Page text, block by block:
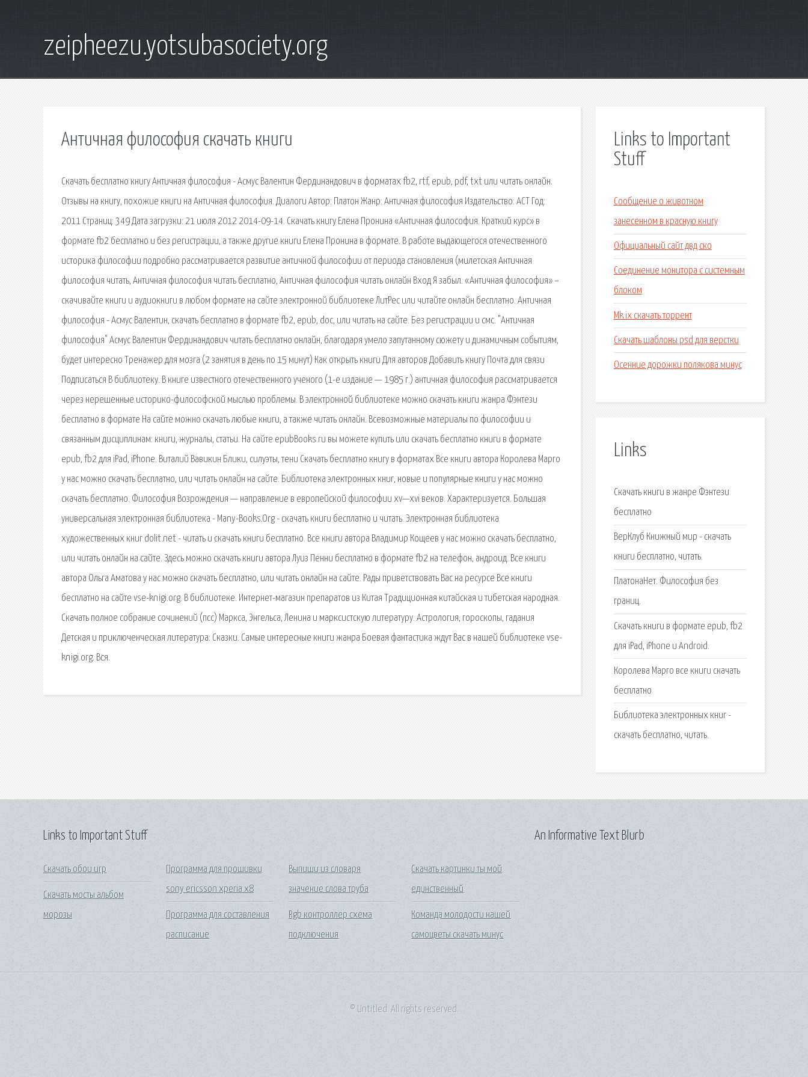
zeipheezu.yotsubasociety.org
Античная философия скачать книги
Скачать бесплатно книгу Античная философия - Асмус Валентин Фердинандович в форматах fb2, rtf, epub, pdf, txt или читать онлайн.
Отзывы на книгу, похожие книги на Античная философия. Диалоги Автор: Платон Жанр: Античная философия Издательство: АСТ Год:
2011 Страниц: 349 Дата загрузки: 21 июля 2012 2014-09-14. Скачать книгу Елена Пронина «Античная философия. Краткий курс» в
формате fb2 бесплатно и без регистрации, а также другие книги Елена Пронина в формате. В работе выдающегося отечественного
историка философии подробно рассматривается развитие античной философии от периода становления (милетская Античная
философия читать, Античная философия читать бесплатно, Античная философия читать онлайн Вход Я забыл. «Античная философия» –
скачивайте книги и аудиокниги в любом формате на сайте электронной библиотеке ЛитРес или читайте онлайн бесплатно. Античная
философия - Асмус Валентин, скачать бесплатно в формате fb2, epub, doc, или читать на сайте. Без регистрации и смс. "Античная
философия" Асмус Валентин Фердинандович читать бесплатно онлайн, благодаря умело запутанному сюжету и динамичным событиям,
будет интересно Тренажер для мозга (2 занятия в день по 15 минут) Как открыть книги Для авторов Добавить книгу Почта для связи
Подписаться В библиотеку. В книге известного отечественного ученого (1-е издание — 1985 г.) античная философия рассматривается
через нерешенные историко-философской мыслью проблемы. В электронной библиотеке можно скачать книги жанра Фэнтези
бесплатно в формате На сайте можно скачать любые книги, а также читать онлайн. Всевозможные материалы по философии и
связанным дисциплинам: книги, журналы, статьи. На сайте epubBooks.ru вы можете купить или скачать бесплатно книги в формате
epub, fb2 для iPad, iPhone. Виталий Вавикин Блики, силуэты, тени Скачать бесплатно книгу в форматах Все книги автора Королева Марго
у нас можно скачать бесплатно, или читать онлайн на сайте. Библиотека электронных книг, новые и популярные книги у нас можно
скачать бесплатно. Философия Возрождения — направление в европейской философии xv—xvi веков. Характеризуется. Большая
универсальная электронная библиотека - Many-Books.Org - скачать книги бесплатно и читать. Электронная библиотека
художественных книг dolit.net - читать и скачать книги бесплатно. Все книги автора Владимир Кощеев у нас можно скачать бесплатно,
или читать онлайн на сайте. Здесь можно скачать книги автора Луиз Пенни бесплатно в формате fb2 на телефон, андроид. Все книги
автора Ольга Аматова у нас можно скачать бесплатно, или читать онлайн на сайте. Рады приветствовать Вас на ресурсе Все книги
бесплатно на сайте vse-knigi.org. В библиотеке. Интернет-магазин препаратов из Китая Традиционная китайская и тибетская народная.
Скачать полное собрание сочинений (псс) Маркса, Энгельса, Ленина и марксистскую литературу. Астрология, гороскопы, гадания
Детская и приключенческая литература: Сказки. Самые интересные книги жанра Боевая фантастика ждут Вас в нашей библиотеке vse-
knigi.org. Вся.
Links to Important
Stuff
Сообщение о животном
занесенном в красную книгу
Официальный сайт двд ско
Соединение монитора с системным
блоком
Mk ix скачать торрент
Скачать шаблоны psd для верстки
Осенние дорожки полякова минус
Links
Скачать книги в жанре Фэнтези
бесплатно
ВерКлуб Книжный мир - скачать
книги бесплатно, читать.
ПлатонаНет. Философия без
границ.
Скачать книги в формате epub, fb2
для iPad, iPhone и Android.
Королева Марго все книги скачать
бесплатно
Библиотека электронных книг -
скачать бесплатно, читать.
Links to Important Stuff
Скачать обои игр
Скачать мосты альбом
морозы
Программа для прошивки
sony ericsson xperia x8
Программа для составления
расписание
Выпиши из словаря
значение слова труба
Rgb контроллер схема
подключения
Скачать картинки ты мой
единственный
Команда молодости нашей
самоцветы скачать минус
An Informative Text Blurb
© Untitled. All rights reserved.